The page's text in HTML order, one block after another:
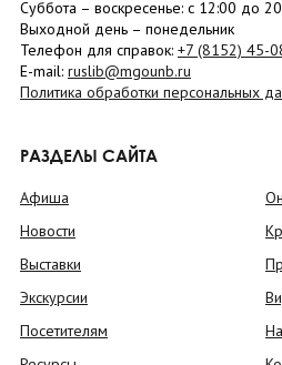
Суббота – воскресенье: c 12:00 до
Выходной день – понедельник
Телефон для справок: +7 (8152) 45-
E-mail: ruslib@mgounb.ru
Политика обработки персональных
РАЗДЕЛЫ САЙТА
Афиша
Новости
Выставки
Экскурсии
Посетителям